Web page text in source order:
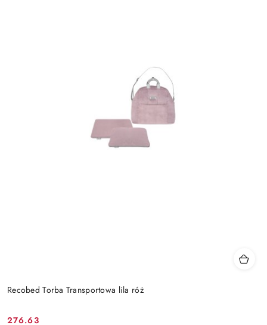
Recobed Torba Transportowa lila róż
276.63